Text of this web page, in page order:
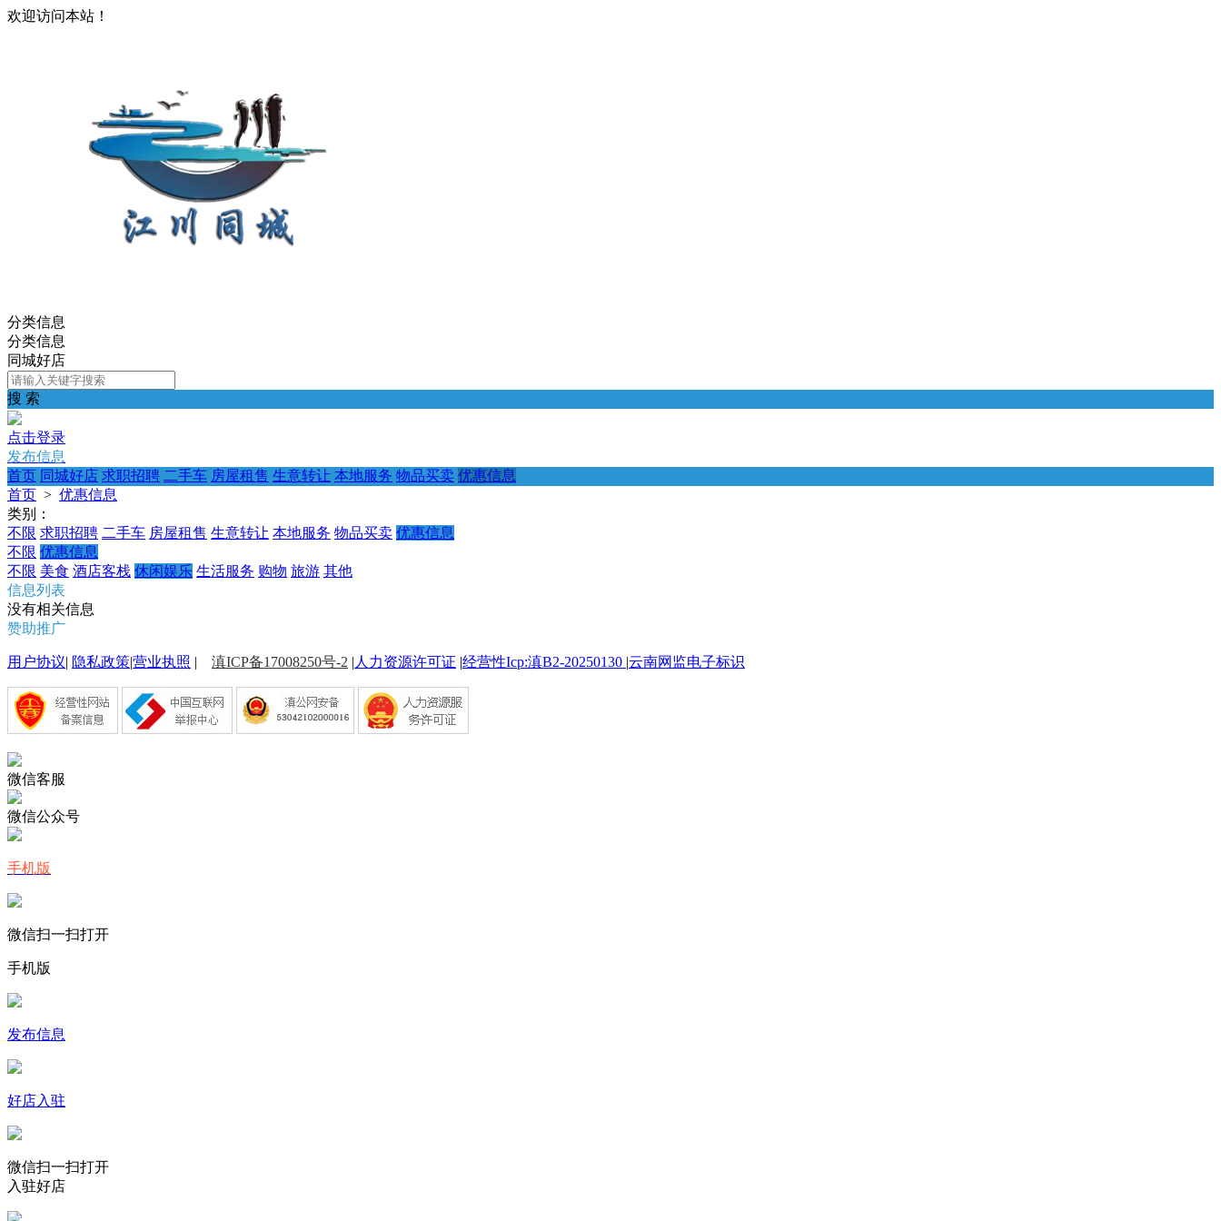
欢迎访问本站！
分类信息
分类信息
同城好店
搜 索
点击登录
发布信息
首页 同城好店 求职招聘 二手车 房屋租售 生意转让 本地服务 物品买卖 优惠信息
首页 > 优惠信息
类别：
不限 求职招聘 二手车 房屋租售 生意转让 本地服务 物品买卖 优惠信息
不限 优惠信息
不限 美食 酒店客栈 休闲娱乐 生活服务 购物 旅游 其他
信息列表
没有相关信息
赞助推广
用户协议| 隐私政策|营业执照 | 滇ICP备17008250号-2 | 人力资源许可证 |经营性Icp:滇B2-20250130 |云南网监电子标识
微信客服
微信公众号
手机版
微信扫一扫打开
手机版
发布信息
好店入驻
微信扫一扫打开
入驻好店